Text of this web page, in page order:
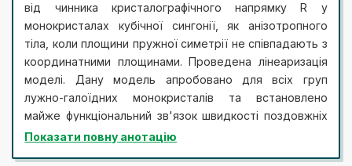
від чинника кристалографічного напрямку R у
монокристалах кубічної сингонії, як анізотропного
тіла, коли площини пружної симетрії не співпадають з
координатними площинами. Проведена лінеаризація
моделі. Дану модель апробовано для всіх груп
лужно-галоїдних монокристалів та встановлено
майже функціональний зв'язок швидкості поздовжніх
пружних хвиль VL(R) (r>0,999) для будь-якого
Показати повну анотацію